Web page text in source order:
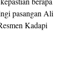
pasangan Ali
Kadapi